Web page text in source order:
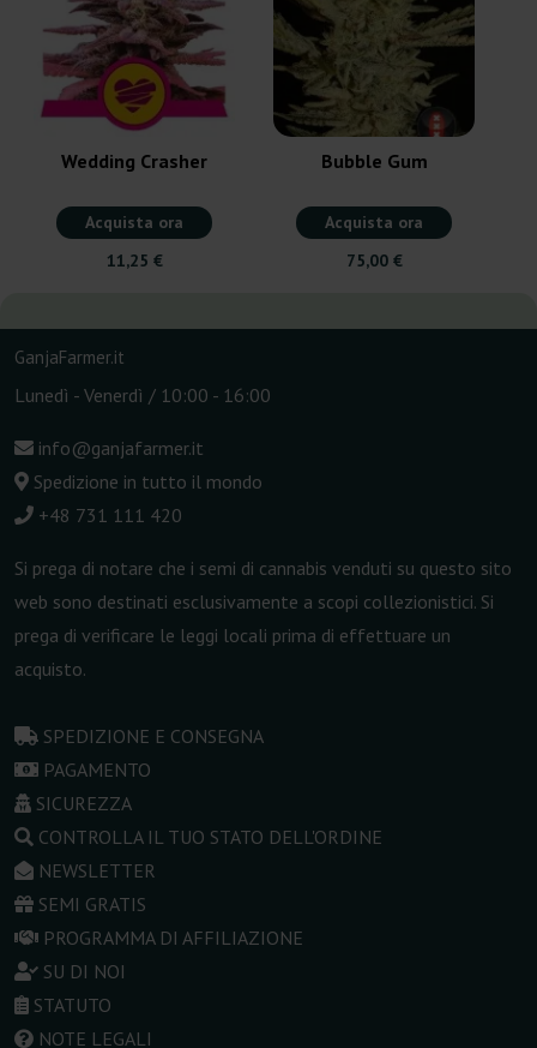
Wedding Crasher
Acquista ora
11,25 €
Bubble Gum
Acquista ora
75,00 €
GanjaFarmer.it
Lunedì - Venerdì / 10:00 - 16:00
info@ganjafarmer.it
Spedizione in tutto il mondo
+48 731 111 420
Si prega di notare che i semi di cannabis venduti su questo sito
web sono destinati esclusivamente a scopi collezionistici. Si
prega di verificare le leggi locali prima di effettuare un
acquisto.
SPEDIZIONE E CONSEGNA
PAGAMENTO
SICUREZZA
CONTROLLA IL TUO STATO DELL'ORDINE
NEWSLETTER
SEMI GRATIS
PROGRAMMA DI AFFILIAZIONE
SU DI NOI
STATUTO
NOTE LEGALI